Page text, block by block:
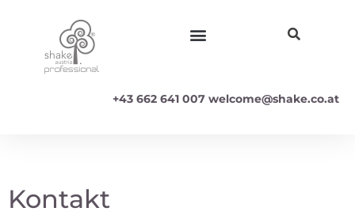
+43 662 641 007 welcome@shake.co.at
Kontakt